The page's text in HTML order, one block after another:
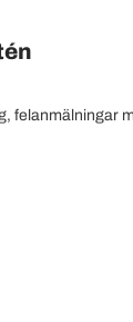
felanmälningar